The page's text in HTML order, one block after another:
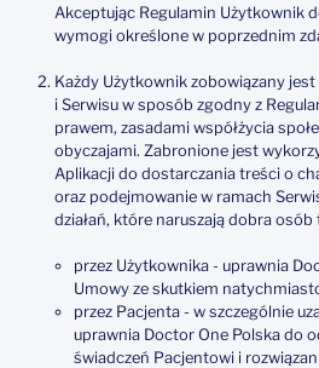
Akceptując Regulamin Użytkownik
wymogi określone w poprzednim
Każdy Użytkownik zobowiązany
i Serwisu w sposób zgodny z
prawem, zasadami współżycia
obyczajami. Zabronione jest
Aplikacji do dostarczania treści o
oraz podejmowanie w ramach
działań, które naruszają dobra osób
przez Użytkownika - uprawnia
Umowy ze skutkiem
przez Pacjenta - w szczególnie
uprawnia Doctor One Polska do
świadczeń Pacjentowi i